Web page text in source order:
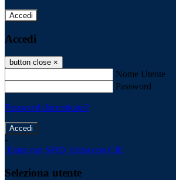
Accedi
Accedi
button close ×
Nome Utente
Password
Password dimenticata?
-
Entra con SPID Entra con CIE
Seleziona utente